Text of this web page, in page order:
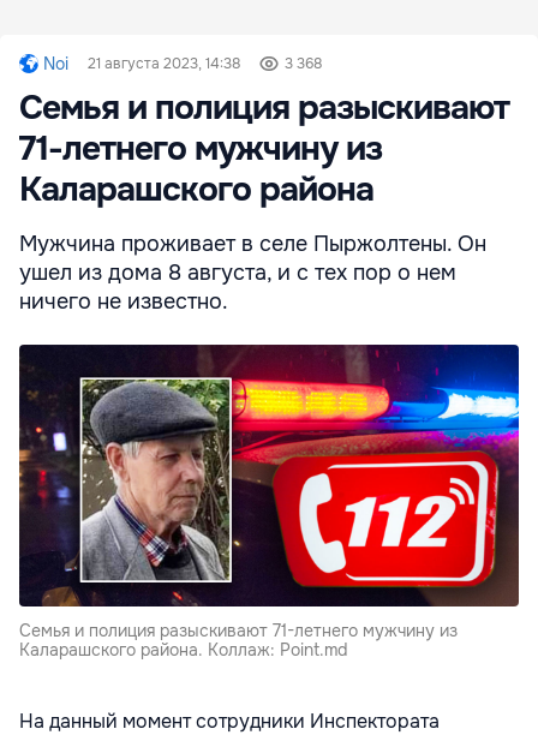
Noi 21 августа 2023, 14:38 3 368
Семья и полиция разыскивают
71-летнего мужчину из
Каларашского района
Мужчина проживает в селе Пыржолтены. Он
ушел из дома 8 августа, и с тех пор о нем
ничего не известно.
Семья и полиция разыскивают 71-летнего мужчину из
Каларашского района. Коллаж: Point.md
На данный момент сотрудники Инспектората